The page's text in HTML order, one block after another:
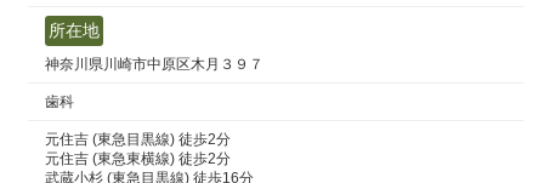
所在地
神奈川県川崎市中原区木月３９７
歯科
元住吉 (東急目黒線) 徒歩2分
元住吉 (東急東横線) 徒歩2分
武蔵小杉 (東急目黒線) 徒歩16分